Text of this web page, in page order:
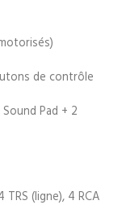
de contrôle
Pad + 2
(ligne), 4 RCA